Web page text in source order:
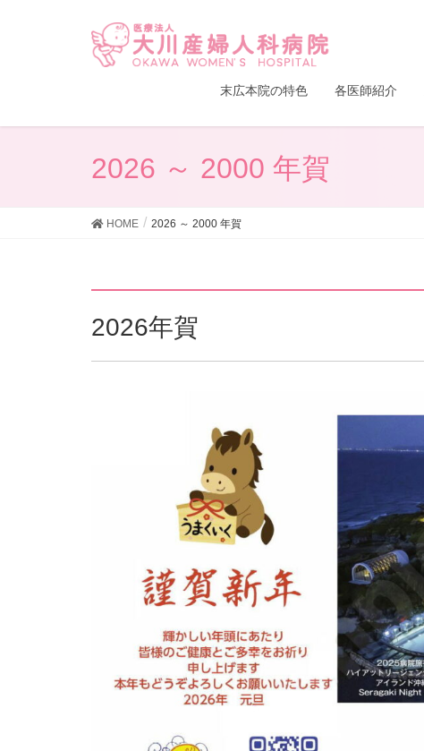
末広本院の特色 各医師紹介
2026 ～ 2000 年賀
HOME 2026 ～ 2000 年賀
2026年賀